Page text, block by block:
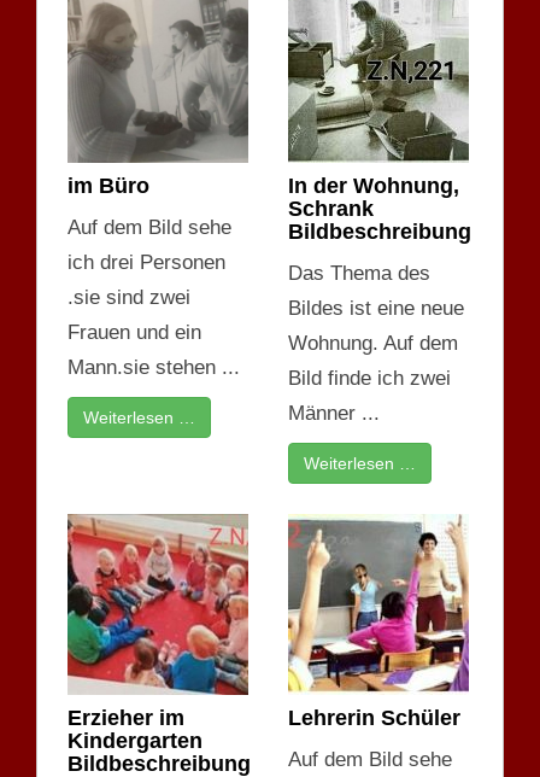
im Büro
Auf dem Bild sehe
ich drei Personen
.sie sind zwei
Frauen und ein
Mann.sie stehen ...
Weiterlesen …
In der Wohnung,
Schrank
Bildbeschreibung
Das Thema des
Bildes ist eine neue
Wohnung. Auf dem
Bild finde ich zwei
Männer ...
Weiterlesen …
Erzieher im
Kindergarten
Bildbeschreibung
Lehrerin Schüler
Auf dem Bild sehe